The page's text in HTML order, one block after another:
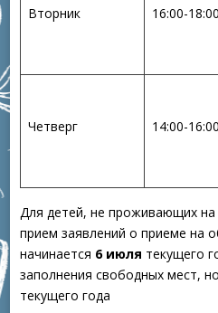
Вторник 16:00-18:00
Четверг 14:00-16:00
Для детей, не проживающих на
прием заявлений о приеме на
начинается 6 июля текущего
заполнения свободных мест,
текущего года